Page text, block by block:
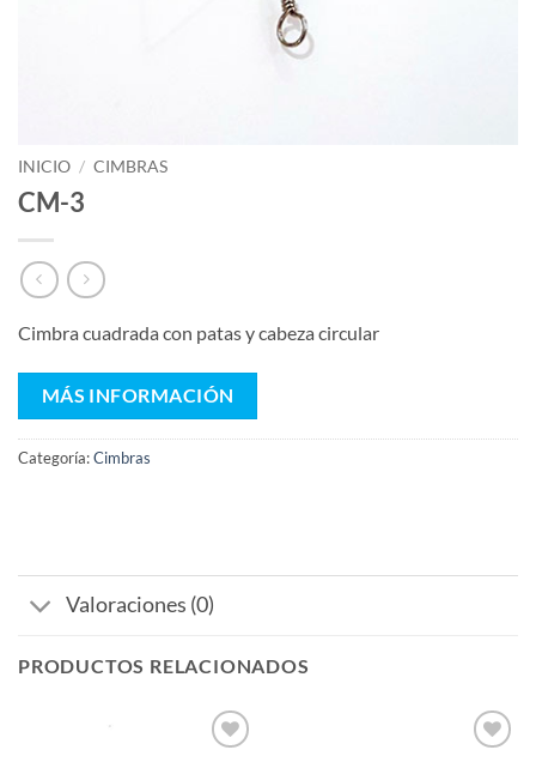
INICIO / CIMBRAS
CM-3
Cimbra cuadrada con patas y cabeza circular
MÁS INFORMACIÓN
Categoría:Cimbras
Valoraciones (0)
PRODUCTOS RELACIONADOS